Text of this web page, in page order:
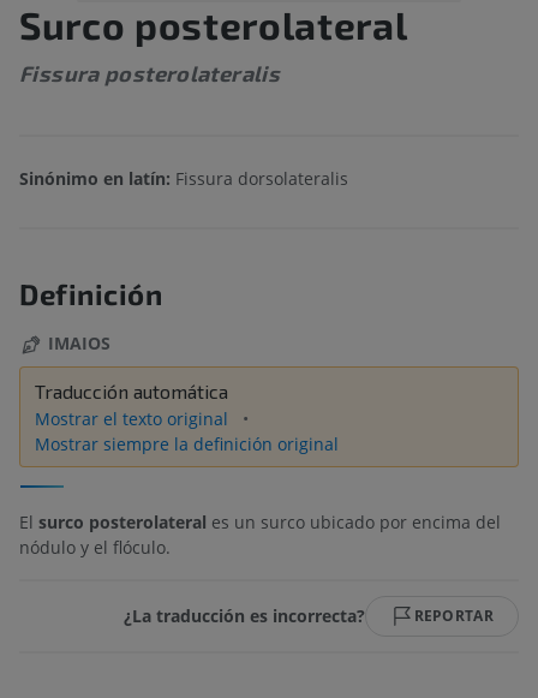
Surco posterolateral
Fissura posterolateralis
Sinónimo en latín: Fissura dorsolateralis
Definición
IMAIOS
Traducción automática
Mostrar el texto original
Mostrar siempre la definición original
El surco posterolateral es un surco ubicado por encima del
nódulo y el flóculo.
¿La traducción es incorrecta? REPORTAR